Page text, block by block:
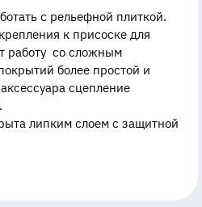
с рельефной плиткой.
к присоске для
работу со сложным
более простой и
сцепление
липким слоем с защитной